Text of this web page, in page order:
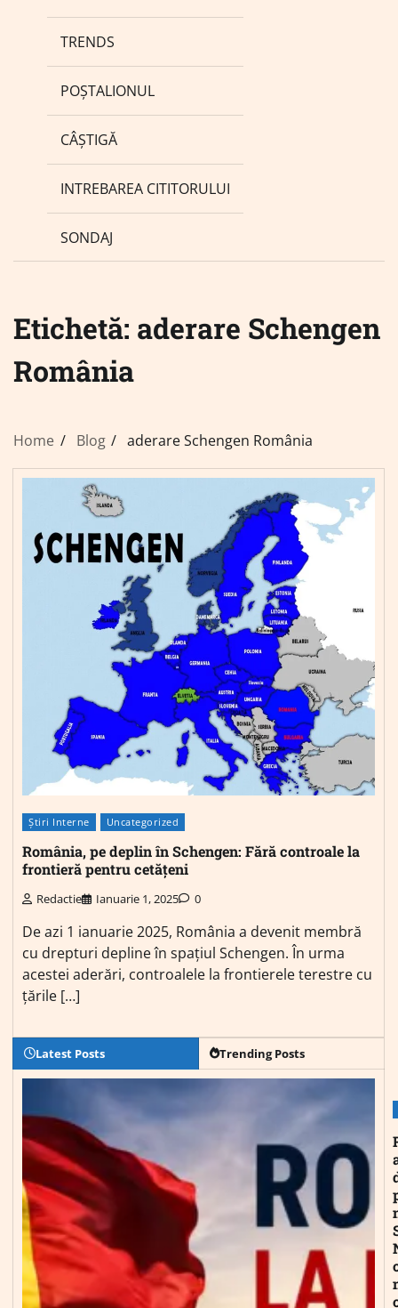
TRENDS
POȘTALIONUL
CÂȘTIGĂ
INTREBAREA CITITORULUI
SONDAJ
Etichetă: aderare Schengen
România
Home Blog aderare Schengen România
Știri Interne Uncategorized
România, pe deplin în Schengen: Fără controale la
frontieră pentru cetățeni
Redactie Ianuarie 1, 2025 0
De azi 1 ianuarie 2025, România a devenit membră
cu drepturi depline în spațiul Schengen. În urma
acestei aderări, controalele la frontierele terestre cu
țările […]
Latest Posts Trending Posts